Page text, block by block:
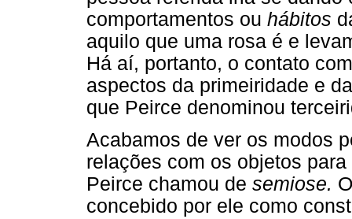
comportamentos ou hábitos
aquilo que uma rosa é e
Há aí, portanto, o contato
aspectos da primeiridade e
que Peirce denominou
Acabamos de ver os modos
relações com os objetos
Peirce chamou de semiose.
concebido por ele como